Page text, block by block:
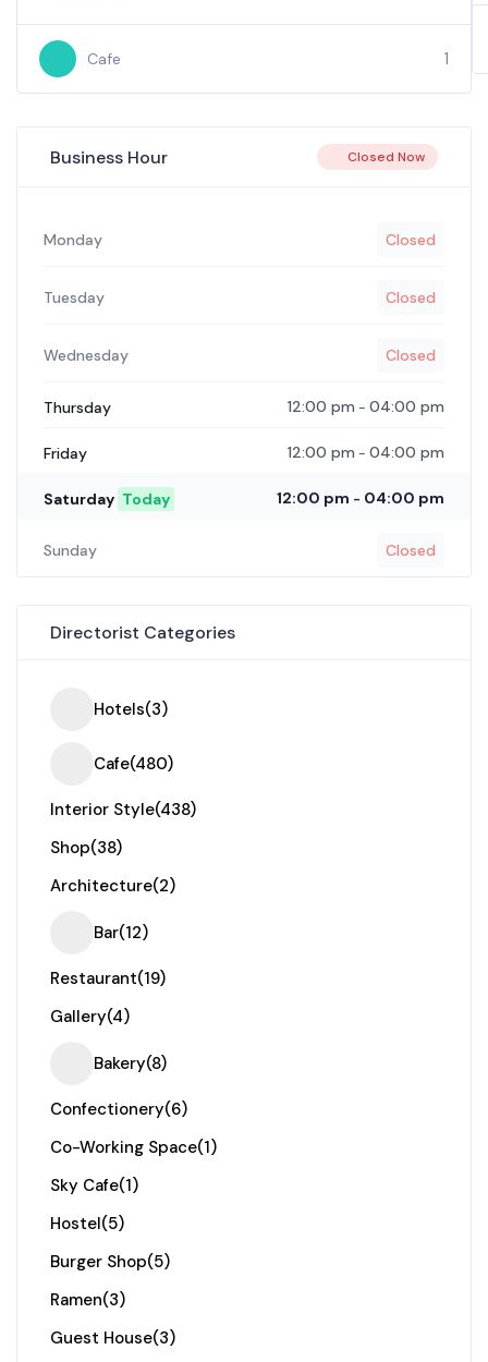
Cafe 1
Business Hour Closed Now
Monday Closed
Tuesday Closed
Wednesday Closed
Thursday 12:00 pm - 04:00 pm
Friday 12:00 pm - 04:00 pm
Saturday Today 12:00 pm - 04:00 pm
Sunday Closed
Directorist Categories
Hotels(3)
Cafe(480)
Interior Style(438)
Shop(38)
Architecture(2)
Bar(12)
Restaurant(19)
Gallery(4)
Bakery(8)
Confectionery(6)
Co-Working Space(1)
Sky Cafe(1)
Hostel(5)
Burger Shop(5)
Ramen(3)
Guest House(3)